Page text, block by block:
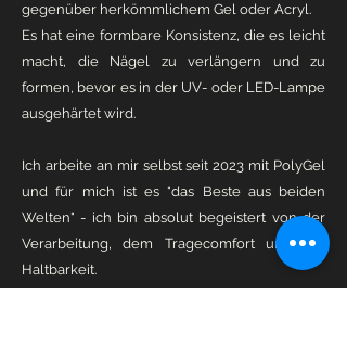
gegenüber herkömmlichem Gel oder Acryl.
Es hat eine formbare Konsistenz, die es leicht
macht, die Nägel zu verlängern und zu
formen, bevor es in der UV- oder LED-Lampe
ausgehärtet wird.
Ich arbeite an mir selbst seit 2023 mit PolyGel
und für mich ist es "das Beste aus beiden
Welten" - ich bin absolut begeistert von der
Verarbeitung, dem Tragecomfort und der
Haltbarkeit.